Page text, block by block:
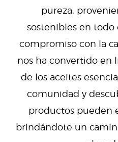
pureza,
sostenibles en
compromiso con la
nos ha convertido en
de los aceites
comunidad y
productos pueden
brindándote un